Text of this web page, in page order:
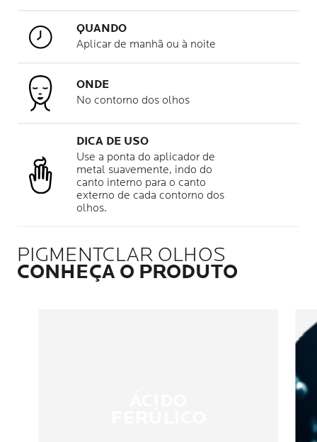
QUANDO
Aplicar de manhã ou à noite
ONDE
No contorno dos olhos
DICA DE USO
Use a ponta do aplicador de
metal suavemente, indo do
canto interno para o canto
externo de cada contorno dos
olhos.
PIGMENTCLAR OLHOS
CONHEÇA O PRODUTO